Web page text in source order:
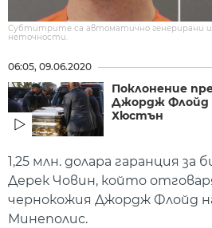
Субтитрите са автоматично генерирани
неточности.
06:05, 09.06.2020
Поклонение
Джордж Флойд
Хюстън
1,25 млн. долара гаранция за
Дерек Човин, който
чернокожия Джордж Флойд
Минеполис.